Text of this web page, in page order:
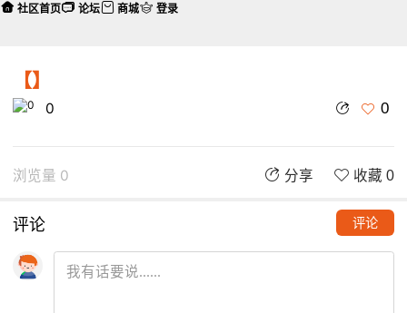
【】
0 0
浏览量 0 分享 收藏 0
评论 评论
社区首页 论坛 商城 登录